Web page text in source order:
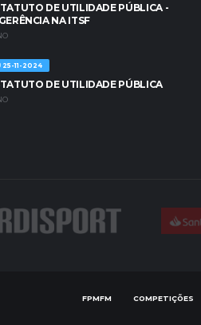
DE UTILIDADE PÚBLICA -
NA ITSF
25-11-2024
DE UTILIDADE PÚBLICA
FPMFM COMPETIÇÕES